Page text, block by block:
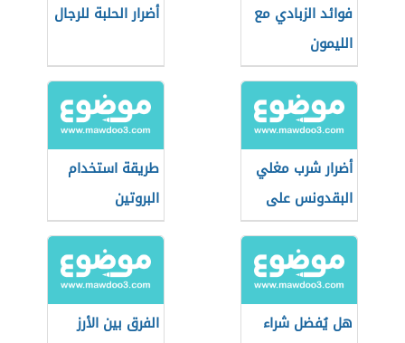
فوائد الزبادي مع
الليمون
أضرار الحلبة للرجال
أضرار شرب مغلي
البقدونس على
الريق
طريقة استخدام
البروتين
هل يُفضل شراء
الفرق بين الأرز